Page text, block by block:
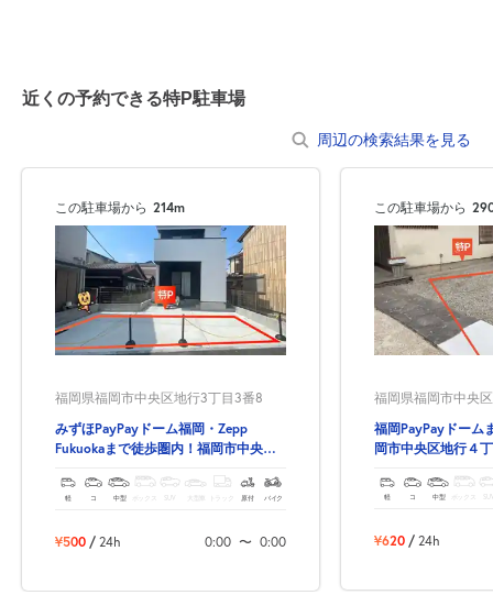
近くの予約できる特P駐車場
周辺の検索結果を見る
この駐車場から 214m
福岡県福岡市中央区地行3丁目3番8
みずほPayPayドーム福岡・Zepp
Fukuokaまで徒歩圏内！福岡市中央区
軽 コ 中型 ボックス SUV 大型車 トラック 原付 バイク
¥500 / 24h 0:00 〜 0:00
この駐車場から
福岡県福岡市中央
福岡PayPayドーム
岡市中央区地行４
軽 コ 中型 ボックス
¥620 / 24h